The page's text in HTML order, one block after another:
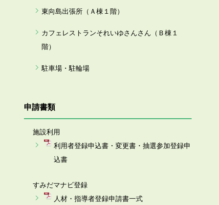
東向島出張所（Ａ棟１階）
カフェレストランそれいゆさんさん（Ｂ棟１
階）
駐車場・駐輪場
申請書類
施設利用
利用者登録申込書・変更書・抽選参加登録申
込書
すみだマナビ登録
人材・指導者登録申請書一式